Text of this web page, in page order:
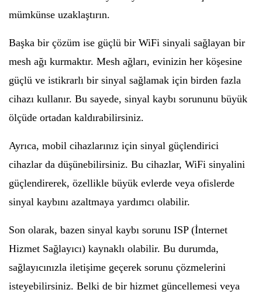
mümkünse uzaklaştırın.
Başka bir çözüm ise güçlü bir WiFi sinyali sağlayan bir
mesh ağı kurmaktır. Mesh ağları, evinizin her köşesine
güçlü ve istikrarlı bir sinyal sağlamak için birden fazla
cihazı kullanır. Bu sayede, sinyal kaybı sorununu büyük
ölçüde ortadan kaldırabilirsiniz.
Ayrıca, mobil cihazlarınız için sinyal güçlendirici
cihazlar da düşünebilirsiniz. Bu cihazlar, WiFi sinyalini
güçlendirerek, özellikle büyük evlerde veya ofislerde
sinyal kaybını azaltmaya yardımcı olabilir.
Son olarak, bazen sinyal kaybı sorunu ISP (İnternet
Hizmet Sağlayıcı) kaynaklı olabilir. Bu durumda,
sağlayıcınızla iletişime geçerek sorunu çözmelerini
isteyebilirsiniz. Belki de bir hizmet güncellemesi veya